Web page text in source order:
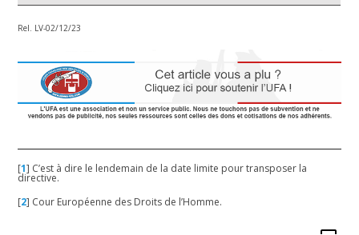
Rel. LV-02/12/23
[1] C’est à dire le lendemain de la date limite pour transposer la
directive.
[2] Cour Européenne des Droits de l’Homme.